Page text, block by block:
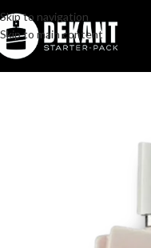
Skip to navigation
Skip to main content